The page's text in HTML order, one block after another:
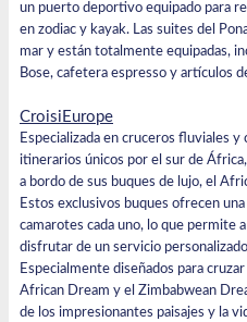
un puerto deportivo equipado para
en zodiac y kayak. Las suites del
mar y están totalmente equipadas,
Bose, cafetera espresso y artículos
CroisiEurope
Especializada en cruceros fluviales y
itinerarios únicos por el sur de
a bordo de sus buques de lujo, el
Estos exclusivos buques ofrecen
camarotes cada uno, lo que permite
disfrutar de un servicio
Especialmente diseñados para
African Dream y el Zimbabwean
de los impresionantes paisajes y la